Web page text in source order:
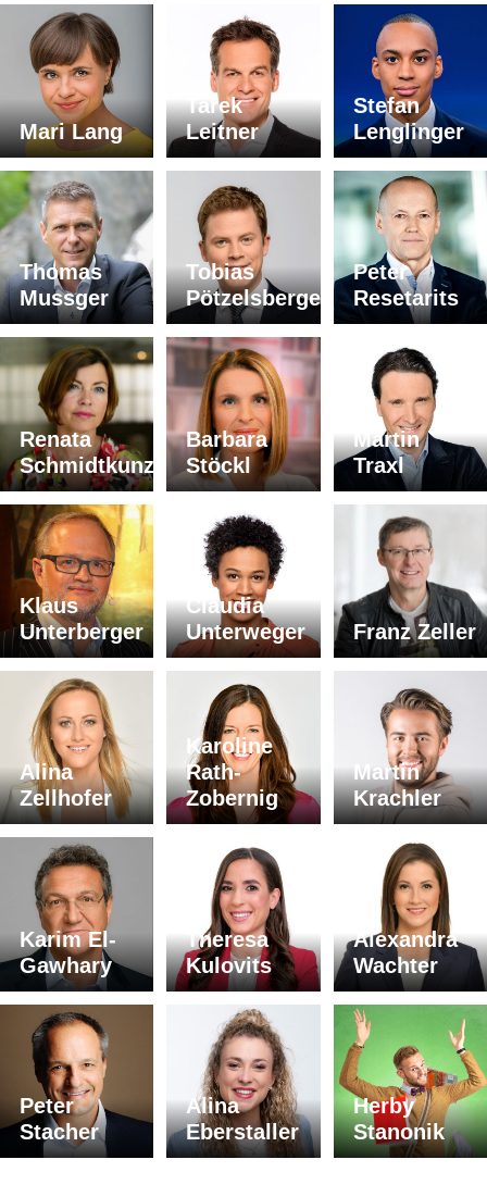
Mari Lang
Tarek
Leitner
Stefan
Lenglinger
Thomas
Mussger
Tobias
Pötzelsberger
Peter
Resetarits
Renata
Schmidtkunz
Barbara
Stöckl
Martin
Traxl
Klaus
Unterberger
Claudia
Unterweger
Franz Zeller
Alina
Zellhofer
Karoline
Rath-
Zobernig
Martin
Krachler
Karim El-
Gawhary
Theresa
Kulovits
Alexandra
Wachter
Peter
Stacher
Alina
Eberstaller
Herby
Stanonik